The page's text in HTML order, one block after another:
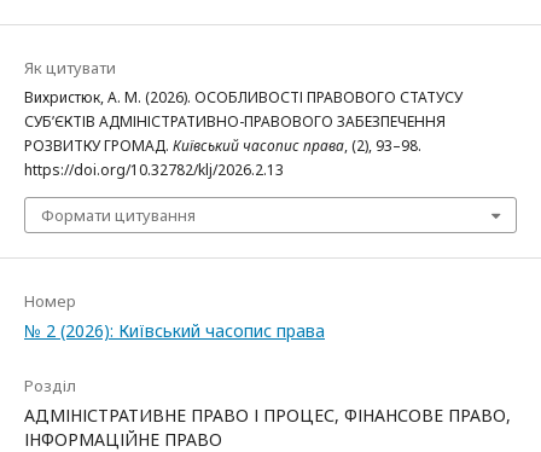
Як цитувати
Вихристюк, А. М. (2026). ОСОБЛИВОСТІ ПРАВОВОГО СТАТУСУ
СУБ’ЄКТІВ АДМІНІСТРАТИВНО-ПРАВОВОГО ЗАБЕЗПЕЧЕННЯ
РОЗВИТКУ ГРОМАД. Київський часопис права, (2), 93–98.
https://doi.org/10.32782/klj/2026.2.13
Формати цитування
Номер
№ 2 (2026): Київський часопис права
Розділ
АДМІНІСТРАТИВНЕ ПРАВО І ПРОЦЕС, ФІНАНСОВЕ ПРАВО,
ІНФОРМАЦІЙНЕ ПРАВО